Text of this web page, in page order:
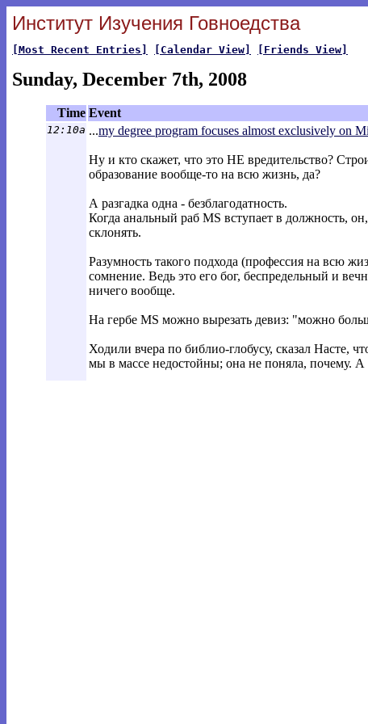
Институт Изучения Говноедства
[Most Recent Entries] [Calendar View] [Friends View]
Sunday, December 7th, 2008
Time Event
12:10a ...my degree program focuses almost exclusively on
Ну и кто скажет, что это НЕ вредительство?
образование вообще-то на всю жизнь, да?
А разгадка одна - безблагодатность.
Когда анальный раб MS вступает в должность,
склонять.
Разумность такого подхода (профессия на всю
сомнение. Ведь это его бог, беспредельный и
ничего вообще.
На гербе MS можно вырезать девиз: "можно
Ходили вчера по библио-глобусу, сказал Насте,
мы в массе недостойны; она не поняла, почему. А